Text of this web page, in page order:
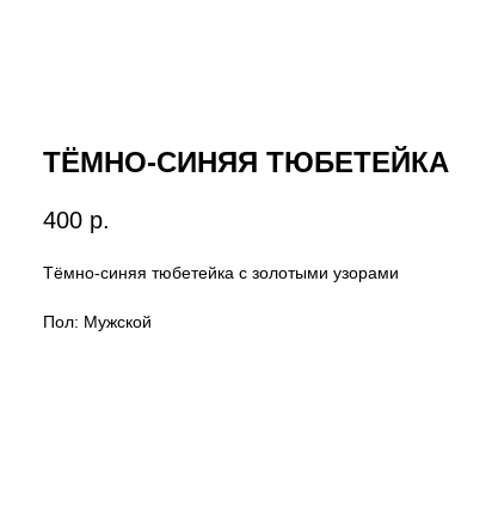
ТЁМНО-СИНЯЯ ТЮБЕТЕЙКА
400 р.
Тёмно-синяя тюбетейка с золотыми узорами
Пол: Мужской